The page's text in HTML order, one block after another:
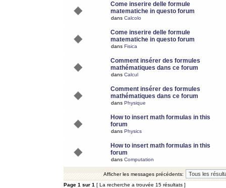
Come inserire delle formule
matematiche in questo forum
dans Calcolo
Come inserire delle formule
matematiche in questo forum
dans Fisica
Comment insérer des formules
mathématiques dans ce forum
dans Calcul
Comment insérer des formules
mathématiques dans ce forum
dans Physique
How to insert math formulas in this
forum
dans Physics
How to insert math formulas in this
forum
dans Computation
Afficher les messages précédents:
Page 1 sur 1 [ La recherche a trouvée 15 résultats ]